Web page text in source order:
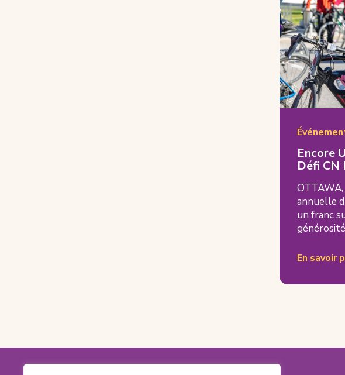
Encore
Défi CN
annuelle
un franc
En savoir
Footer